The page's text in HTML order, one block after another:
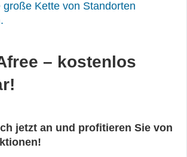
große Kette von Standorten
– kostenlos
jetzt an und profitieren Sie von